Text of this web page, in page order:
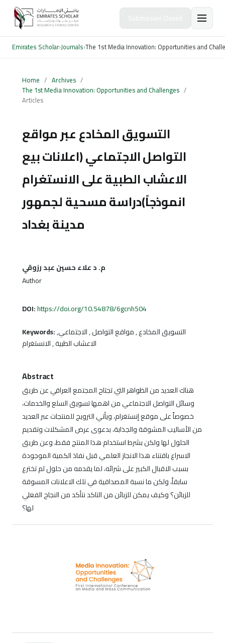
Emirates Scholar›Journals›The 1st Media Innovation: Opportunities and
Home / Archives /
The 1st Media Innovation: Opportunities and Challenges /
Articles
التسويق المخادع عبر مواقع
التواصل الاجتماعي (اعلانات بيع
الاعشاب الطبية على الانستغرام
انموذجاً)دراسة مسحية لجمهور
مدينة بغداد
م. د علاء حسين عبد رزوقي
Author
DOI:https://doi.org/10.54878/6gcnh504
Keywords:التسويق المخادع , مواقع التواصل , الاجتماعي,
الاعشاب الطبية , الانستغرام
Abstract
هناك العديد من الظواهر التي تجتاح المجتمع العراقي عن طريق
وسائل التواصل الاجتماعي من اهمها تسويق السلع والخدمات،
خصوصاً على موقع إنستغرام، ويأتي الترويج للمنتجات عبر العديد
من الأساليب المشوقة والجذابة، بدعوى عرض المشكلات وتقديم
الحلول لها ولكن بشرط استخدام هذا المنتج فقط، وعن طريق
الاسراع باقتناء هذا الانجاز العلمي قبل نفاذ الكمية الموجودة
بسبب الاقبال الكبير على شرائه، لما يقدمه من حلول لم تخترع
سابقاً، ولكن ما نسبة المصداقية في تلك الاعلانات المسوقة
للزبائن؟ وكيف يمكن للزبائن من التاكد نتأكد من النجاح الفعلي
لها؟